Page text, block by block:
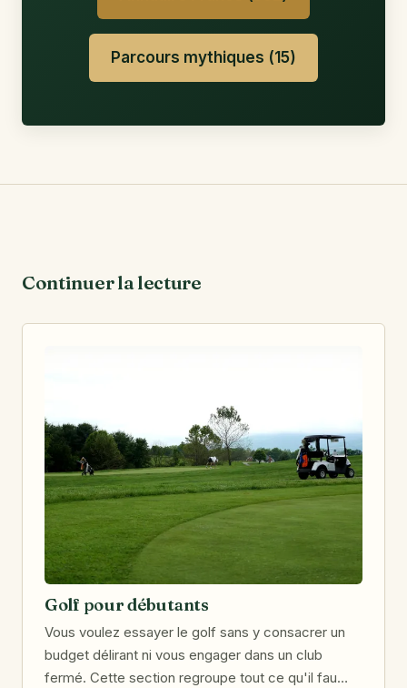
Parcours mythiques (15)
Continuer la lecture
Golf pour débutants
Vous voulez essayer le golf sans y consacrer un
budget délirant ni vous engager dans un club
fermé. Cette section regroupe tout ce qu'il fau…